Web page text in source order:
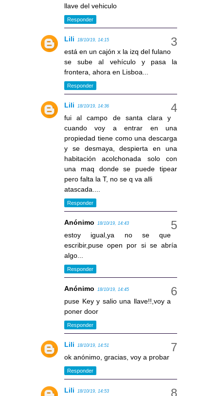
llave del vehiculo
Responder
Lili 18/10/19, 14:15
está en un cajón x la izq del fulano
se sube al vehículo y pasa la
frontera, ahora en Lisboa...
Responder
Lili 18/10/19, 14:36
fui al campo de santa clara y
cuando voy a entrar en una
propiedad tiene como una descarga
y se desmaya, despierta en una
habitación acolchonada solo con
una maq donde se puede tipear
pero falta la T, no se q va alli
atascada....
Responder
Anónimo 18/10/19, 14:43
estoy igual,ya no se que
escribir,puse open por si se abría
algo...
Responder
Anónimo 18/10/19, 14:45
puse Key y salio una llave!!,voy a
poner door
Responder
Lili 18/10/19, 14:51
ok anónimo, gracias, voy a probar
Responder
Lili 18/10/19, 14:53